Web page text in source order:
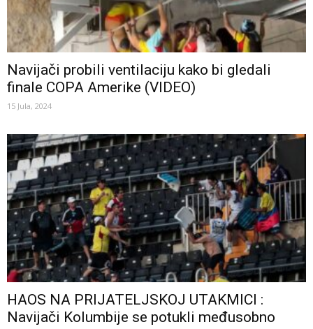
Navijači probili ventilaciju kako bi gledali
finale COPA Amerike (VIDEO)
15 Jula, 2024
HAOS NA PRIJATELJSKOJ UTAKMICI :
Navijači Kolumbije se potukli međusobno